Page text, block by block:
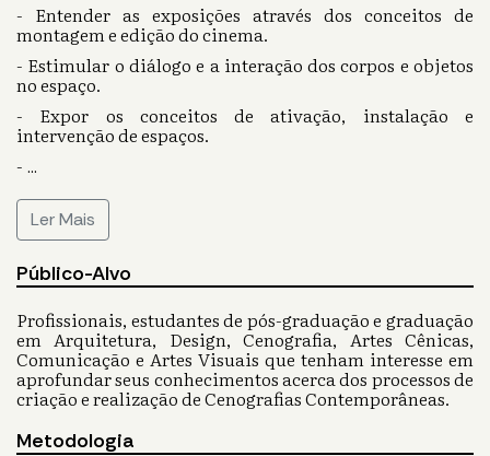
- Entender as exposições através dos conceitos de
montagem e edição do cinema.
- Estimular o diálogo e a interação dos corpos e objetos
no espaço.
- Expor os conceitos de ativação, instalação e
intervenção de espaços.
- ...
Ler Mais
Público-Alvo
Profissionais, estudantes de pós-graduação e graduação
em Arquitetura, Design, Cenografia, Artes Cênicas,
Comunicação e Artes Visuais que tenham interesse em
aprofundar seus conhecimentos acerca dos processos de
criação e realização de Cenografias Contemporâneas.
Metodologia